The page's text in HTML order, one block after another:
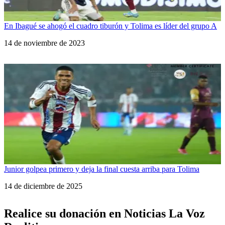
En Ibagué se ahogó el cuadro tiburón y Tolima es líder del grupo A
Fecha
14 de noviembre de 2023
Junior golpea primero y deja la final cuesta arriba para Tolima
Fecha
14 de diciembre de 2025
Realice su donación en Noticias La Voz